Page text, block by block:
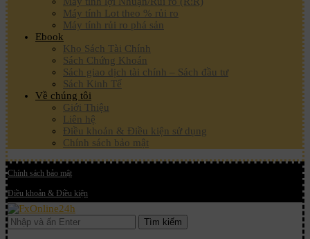
Máy tính Lot theo % rủi ro
Máy tính rủi ro phá sản
Ebook
Kho Sách Tài Chính
Sách Chứng Khoán
Sách giao dịch tài chính – Sách đầu tư
Sách Kinh Tế
Về chúng tôi
Giới Thiệu
Liên hệ
Điều khoản & Điều kiện sử dụng
Chính sách bảo mật
Chính sách bảo mật
Điều khoản & Điều kiện
Tìm kiếm